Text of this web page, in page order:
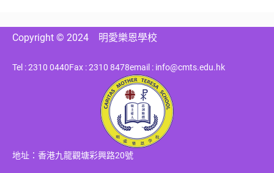
Copyright © 2024 明愛樂恩學校
Tel : 2310 0440Fax : 2310 8478email : info@cmts.edu.hk
地址：香港九龍觀塘彩興路20號